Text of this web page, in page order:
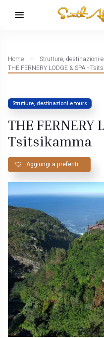
Home
Strutture, destinazioni
THE FERNERY LODGE & SPA -
Strutture, destinazioni e tours
THE FERNERY
Tsitsikamma
Aggiungi a preferiti